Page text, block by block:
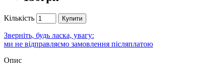
Кількість Купити
Зверніть, будь ласка, увагу:
ми не відправляємо замовлення післяплатою
Опис